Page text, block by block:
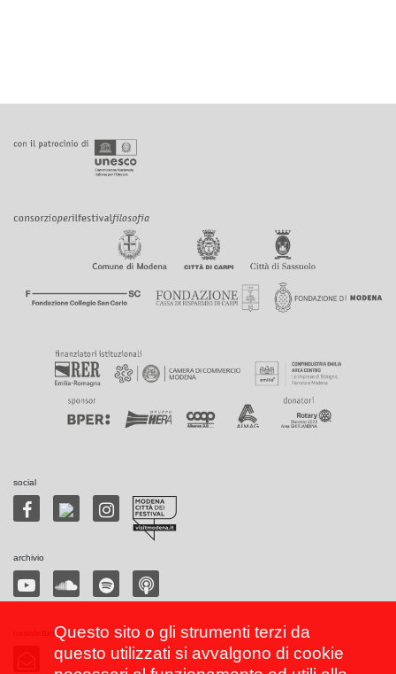
social
archivio
Questo sito o gli strumenti terzi da
questo utilizzati si avvalgono di cookie